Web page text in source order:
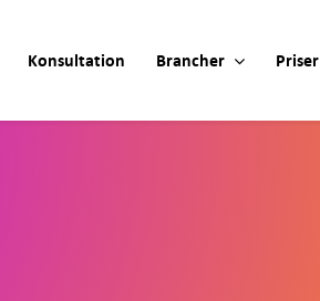
Konsultation Brancher Priser